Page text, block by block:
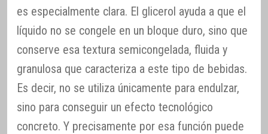
es especialmente clara. El glicerol ayuda a que el
líquido no se congele en un bloque duro, sino que
conserve esa textura semicongelada, fluida y
granulosa que caracteriza a este tipo de bebidas.
Es decir, no se utiliza únicamente para endulzar,
sino para conseguir un efecto tecnológico
concreto. Y precisamente por esa función puede